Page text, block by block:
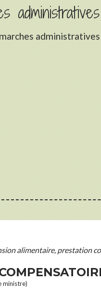
administratives
administratives
alimentaire, prestation
ministre)